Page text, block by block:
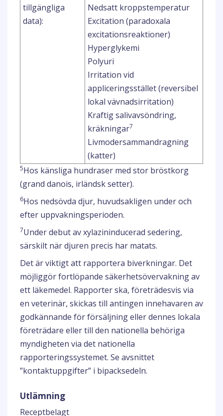
tillgängliga
data):
Nedsatt kroppstemperatur
Excitation (paradoxala
excitationsreaktioner)
Hyperglykemi
Polyuri
Irritation vid
appliceringsstället (reversibel
lokal vävnadsirritation)
Kraftig salivavsöndring,
kräkningar7
Livmodersammandragning
(katter)
5Hos känsliga hundraser med stor bröstkorg
(grand danois, irländsk setter).
6Hos nedsövda djur, huvudsakligen under och
efter uppvakningsperioden.
7Under debut av xylazininducerad sedering,
särskilt när djuren precis har matats.
Det är viktigt att rapportera biverkningar. Det
möjliggör fortlöpande säkerhetsövervakning av
ett läkemedel. Rapporter ska, företrädesvis via
en veterinär, skickas till antingen innehavaren av
godkännande för försäljning eller dennes lokala
företrädare eller till den nationella behöriga
myndigheten via det nationella
rapporteringssystemet. Se avsnittet
”kontaktuppgifter” i bipacksedeln.
Utlämning
Receptbelagt